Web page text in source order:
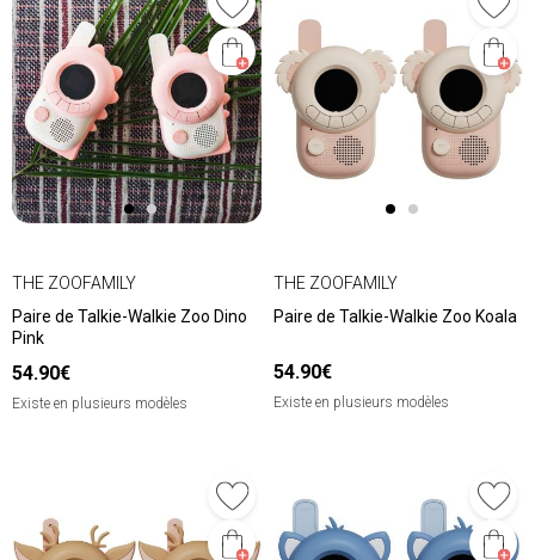
THE ZOOFAMILY
Paire de Talkie-Walkie Zoo Dino
Pink
54.90€
Existe en plusieurs modèles
THE ZOOFAMILY
Paire de Talkie-Walkie Zoo Koala
54.90€
Existe en plusieurs modèles